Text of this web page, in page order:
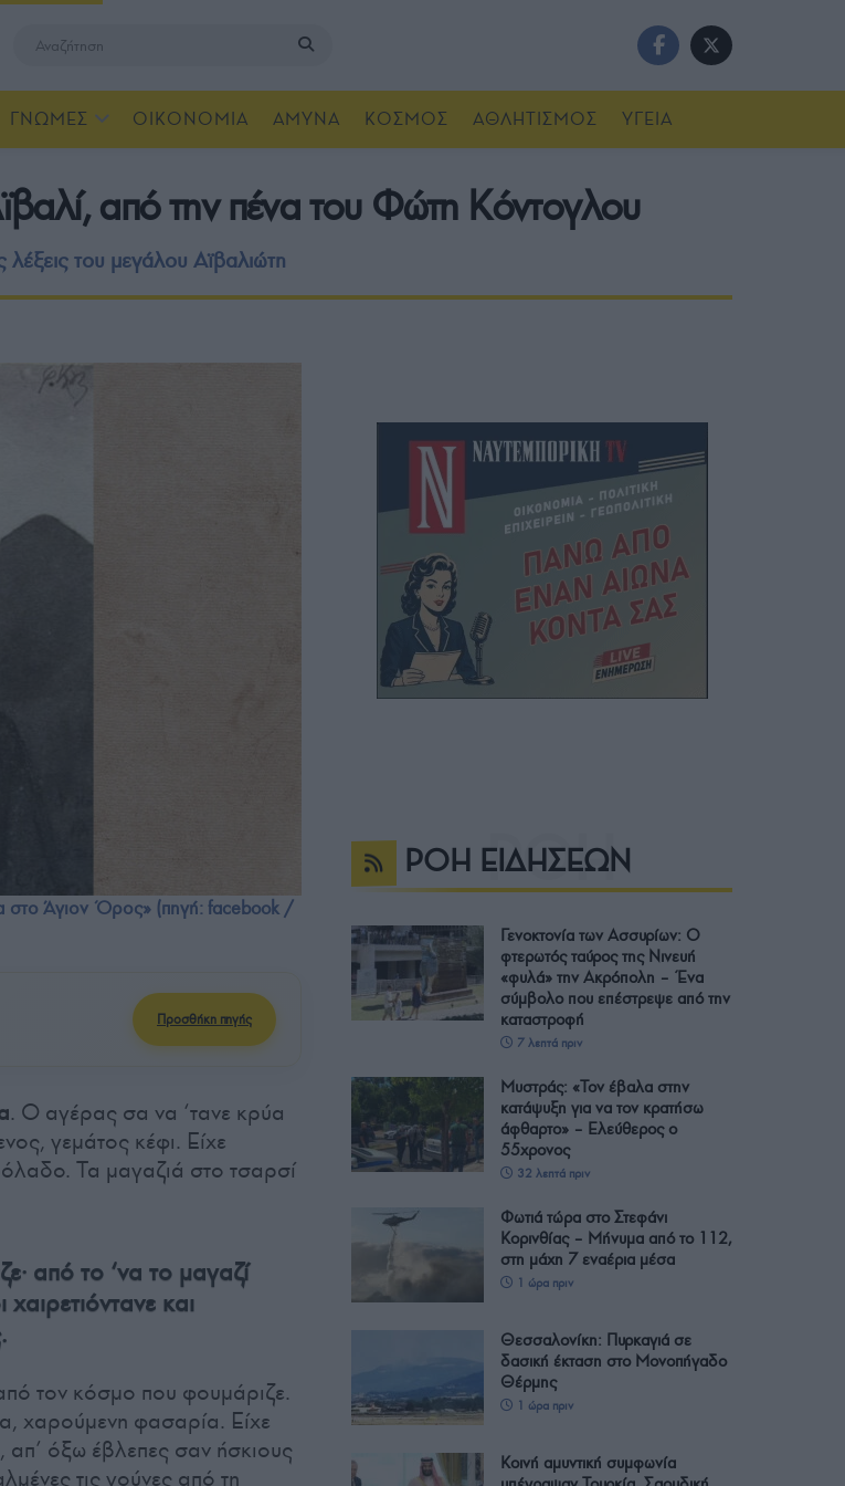
ΓΝΩΜΕΣ ΟΙΚΟΝΟΜΙΑ ΑΜΥΝΑ ΚΟΣΜΟΣ ΑΘΛΗΤΙΣΜΟΣ ΥΓΕΙΑ
από την πένα του Φώτη Κόντογλου
του μεγάλου Αϊβαλιώτη
στο Άγιον Όρος» (πηγή: facebook /
Προσθήκη πηγής
. Ο αγέρας σα να ‘τανε κρύα
γεμάτος κέφι. Είχε
Τα μαγαζιά στο τσαρσί
από το ‘να το μαγαζί
και
τον κόσμο που φουμάριζε.
χαρούμενη φασαρία. Είχε
όξω έβλεπες σαν ήσκιους
τις γούνες από τη
ΡΟΗ ΕΙΔΗΣΕΩΝ
Γενοκτονία των Ασσυρίων: Ο
φτερωτός ταύρος της Νινευή
«φυλά» την Ακρόπολη – Ένα
σύμβολο που επέστρεψε από την
καταστροφή
7 λεπτά πριν
Μυστράς: «Τον έβαλα στην
κατάψυξη για να τον κρατήσω
άφθαρτο» – Ελεύθερος ο
55χρονος
32 λεπτά πριν
Φωτιά τώρα στο Στεφάνι
Κορινθίας – Μήνυμα από το 112,
στη μάχη 7 εναέρια μέσα
1 ώρα πριν
Θεσσαλονίκη: Πυρκαγιά σε
δασική έκταση στο Μονοπήγαδο
Θέρμης
1 ώρα πριν
Κοινή αμυντική συμφωνία